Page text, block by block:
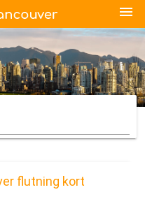
menu
flutning kort